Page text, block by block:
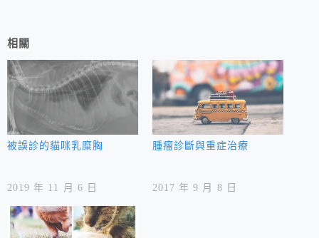
相關
被誤診的貓咪乳糜胸
2019 年 11 月 6 日
腫瘤診斷與重症治療
2017 年 9 月 8 日